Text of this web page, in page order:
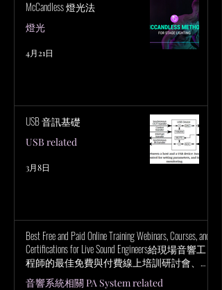
McCandless 燈光法
燈光
4月21日
USB 音訊基礎
USB related
3月8日
Best Free and Paid Online Training Webinars, Courses, and
Certifications for Live Sound Engineers給現場音響工
程師的最佳免費與付費線上培訓研討會、課
程與認證
音響系統相關 PA System related